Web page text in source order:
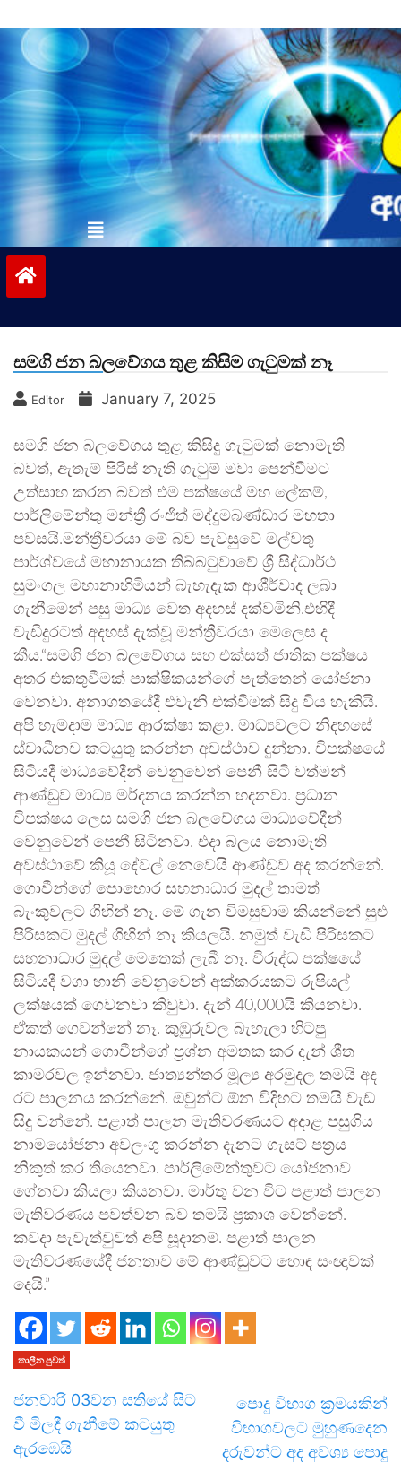
to
contentvinivida.lk
සමගි ජන බලවේගය තුළ කිසිම ගැටුමක් නෑ
Editor January 7, 2025
සමගි ජන බලවේගය තුළ කිසිදු ගැටුමක් නොමැති
බවත්, ඇතැම් පිරිස් නැති ගැටුම් මවා පෙන්වීමට
උත්සාහ කරන බවත් එම පක්ෂයේ මහ ලේකම්,
පාර්ලිමේන්තු මන්ත්‍රී රංජිත් මද්දුමබණ්ඩාර මහතා
පවසයි.මන්ත්‍රීවරයා මේ බව පැවසුවේ මල්වතු
පාර්ශ්වයේ මහානායක තිබ්බටුවාවේ ශ්‍රී සිද්ධාර්ථ
සුමංගල මහානාහිමියන් බැහැදැක ආශීර්වාද ලබා
ගැනීමෙන් පසු මාධ්‍ය වෙත අදහස් දක්වමිනි.එහිදී
වැඩිදුරටත් අදහස් දැක්වූ මන්ත්‍රීවරයා මෙලෙස ද
කීය.“සමගි ජන බලවේගය සහ එක්සත් ජාතික පක්ෂය
අතර එකතුවීමක් පාක්ෂිකයන්ගේ පැත්තෙන් යෝජනා
වෙනවා. අනාගතයේදී එවැනි එක්වීමක් සිදු විය හැකියි.
අපි හැමදාම මාධ්‍ය ආරක්ෂා කළා. මාධ්‍යවලට නිදහසේ
ස්වාධීනව කටයුතු කරන්න අවස්ථාව දුන්නා. විපක්ෂයේ
සිටියදී මාධ්‍යවේදීන් වෙනුවෙන් පෙනී සිටි වත්මන්
ආණ්ඩුව මාධ්‍ය මර්දනය කරන්න හදනවා. ප්‍රධාන
විපක්ෂය ලෙස සමගි ජන බලවේගය මාධ්‍යවේදීන්
වෙනුවෙන් පෙනී සිටිනවා. එදා බලය නොමැති
අවස්ථාවේ කියූ දේවල් නෙවෙයි ආණ්ඩුව අද කරන්නේ.
ගොවීන්ගේ පොහොර සහනාධාර මුදල් තාමත්
බැංකුවලට ගිහින් නෑ. මේ ගැන විමසුවාම කියන්නේ සුළු
පිරිසකට මුදල් ගිහින් නෑ කියලයි. නමුත් වැඩි පිරිසකට
සහනාධාර මුදල් මෙතෙක් ලැබී නෑ. විරුද්ධ පක්ෂයේ
සිටියදී වගා හානි වෙනුවෙන් අක්කරයකට රුපියල්
ලක්ෂයක් ගෙවනවා කිවුවා. දැන් 40,000යි කියනවා.
ඒකත් ගෙවන්නේ නෑ. කුඹුරුවල බැහැලා හිටපු
නායකයන් ගොවීන්ගේ ප්‍රශ්න අමතක කර දැන් ශීත
කාමරවල ඉන්නවා. ජාත්‍යන්තර මූල්‍ය අරමුදල තමයි අද
රට පාලනය කරන්නේ. ඔවුන්ට ඕන විදිහට තමයි වැඩ
සිදු වන්නේ. පළාත් පාලන මැතිවරණයට අදාළ පසුගිය
නාමයෝජනා අවලංගු කරන්න දැනට ගැසට් පත්‍රය
නිකුත් කර තියෙනවා. පාර්ලිමේන්තුවට යෝජනාව
ගේනවා කියලා කියනවා. මාර්තු වන විට පළාත් පාලන
මැතිවරණය පවත්වන බව තමයි ප්‍රකාශ වෙන්නේ.
කවදා පැවැත්වුවත් අපි සූදානම්. පළාත් පාලන
මැතිවරණයේදී ජනතාව මේ ආණ්ඩුවට හොඳ සංඥාවක්
දෙයි.”
කාලීන පුවත්
ජනවාරි 03වන සතියේ සිට
වී මිලදී ගැනීමේ කටයුතු
ඇරඹෙයි
පොදු විභාග ක්‍රමයකින්
විභාගවලට මුහුණදෙන
දරුවන්ට අද අවශ්‍ය පොදු